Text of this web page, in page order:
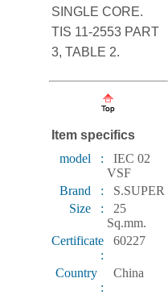
SINGLE CORE.
TIS 11-2553 PART
3, TABLE 2.
Item specifics
model :
IEC 02
VSF
Brand :
S.SUPER
Size :
25
Sq.mm.
Certificate
:
60227
Country
:
China